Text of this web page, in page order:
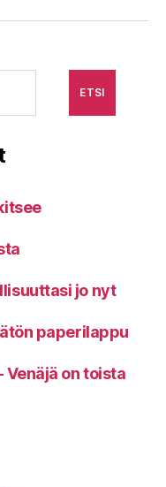
ETSI
jo nyt
paperilappu
Venäjä on toista